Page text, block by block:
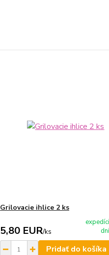
Grilovacie ihlice 2 ks
5,80 EUR/ks
Pridať do košíka